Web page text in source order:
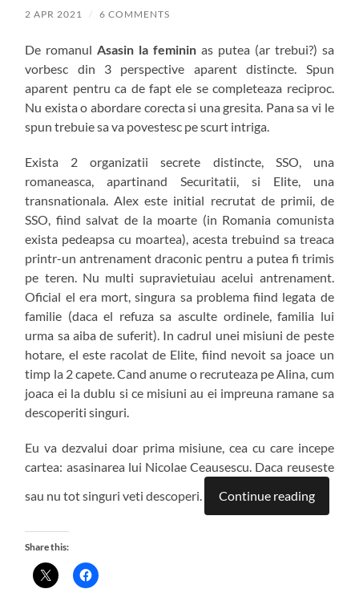
2 APR 2021 / 6 COMMENTS
De romanulAsasin la feminin as putea (ar trebui?) sa
vorbesc din 3 perspective aparent distincte. Spun
aparent pentru ca de fapt ele se completeaza reciproc.
Nu exista o abordare corecta si una gresita. Pana sa vi le
spun trebuie sa va povestesc pe scurt intriga.
Exista 2 organizatii secrete distincte, SSO, una
romaneasca, apartinand Securitatii, si Elite, una
transnationala. Alex este initial recrutat de primii, de
SSO, fiind salvat de la moarte (in Romania comunista
exista pedeapsa cu moartea), acesta trebuind sa treaca
printr-un antrenament draconic pentru a putea fi trimis
pe teren. Nu multi supravietuiau acelui antrenament.
Oficial el era mort, singura sa problema fiind legata de
familie (daca el refuza sa asculte ordinele, familia lui
urma sa aiba de suferit). In cadrul unei misiuni de peste
hotare, el este racolat de Elite, fiind nevoit sa joace un
timp la 2 capete. Cand anume o recruteaza pe Alina, cum
joaca ei la dublu si ce misiuni au ei impreuna ramane sa
descoperiti singuri.
Eu va dezvalui doar prima misiune, cea cu care incepe
cartea: asasinarea lui Nicolae Ceausescu. Daca reuseste
sau nu tot singuri veti descoperi.
Continue reading
Share this: